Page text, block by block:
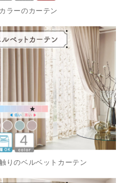
ラーのカーテン
りのベルベットカーテン